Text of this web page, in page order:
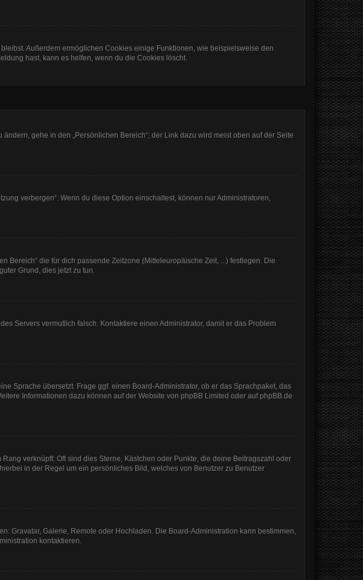
Außerdem ermöglichen Cookies einige Funktionen, wie beispielsweise den
hast, kann es helfen, wenn du die Cookies löscht.
gehe in den „Persönlichen Bereich“; der Link dazu wird meist oben auf der Seite
verbergen“. Wenn du diese Option einschaltest, können nur Administratoren,
Bereich“ die für dich passende Zeitzone (Mitteleuropäische Zeit, ...) festlegen. Die
Grund, dies jetzt zu tun.
Servers vermutlich falsch. Kontaktiere einen Administrator, damit er das Problem
Sprache übersetzt. Frage ggf. einen Board-Administrator, ob er das Sprachpaket, das
Informationen dazu können auf der Website von phpBB Limited oder auf phpBB.de
verknüpft: Oft sind dies Sterne, Kästchen oder Punkte, die deine Beitragszahl oder
in der Regel um ein persönliches Bild, welches von Benutzer zu Benutzer
Gravatar, Galerie, Remote oder Hochladen. Die Board-Administration kann bestimmen,
kontaktieren.